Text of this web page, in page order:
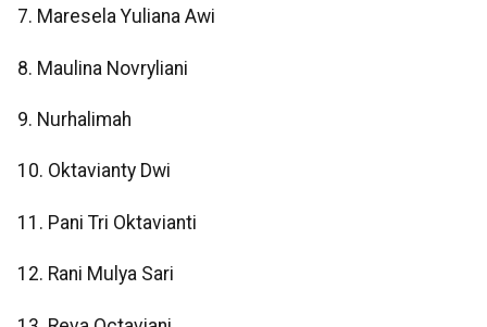
7. Maresela Yuliana Awi
8. Maulina Novryliani
9. Nurhalimah
10. Oktavianty Dwi
11. Pani Tri Oktavianti
12. Rani Mulya Sari